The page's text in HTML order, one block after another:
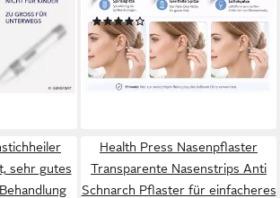
bis zu
pro
bei dir
wiederverwendbares &
rostfreies
Ohrreinigungswerkzeug
(7)
8,99 € UVP19,99 €
-55%
lieferbar - in 4-5 Werktagen bei dir
sehr gutes
Health Press Nasenpflaster
Transparente Nasenstrips Anti
Schnarch Pflaster für einfacheres